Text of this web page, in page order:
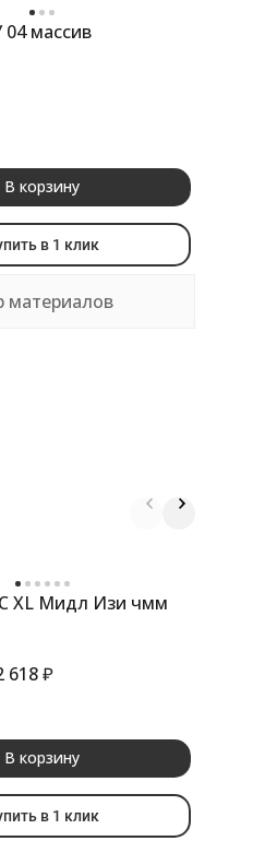
массив
В корзину
в 1 клик
материалов
XL Мидл Изи чмм
618₽
В корзину
в 1 клик